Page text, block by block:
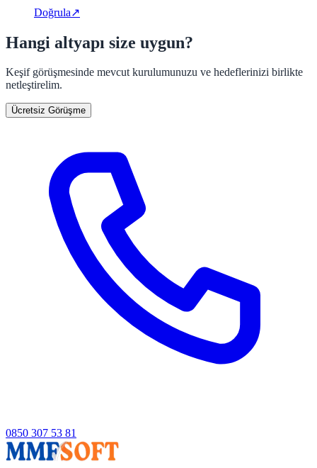
Doğrula↗
Hangi altyapı size uygun?
Keşif görüşmesinde mevcut kurulumunuzu ve hedeflerinizi birlikte
netleştirelim.
Ücretsiz Görüşme
0850 307 53 81